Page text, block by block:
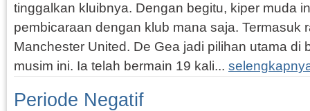
tinggalkan kluibnya. Dengan begitu, kiper muda
pembicaraan dengan klub mana saja. Termasuk
Manchester United. De Gea jadi pilihan utama di
musim ini. Ia telah bermain 19 kali...
Periode Negatif